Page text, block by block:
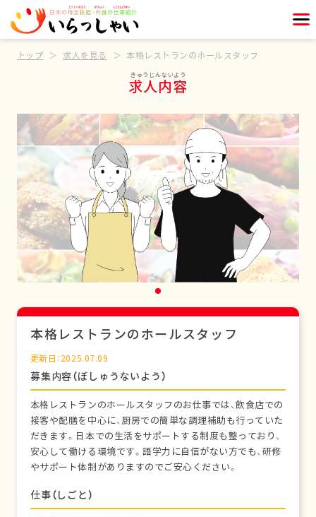
トップ 求人を見る 本格レストランのホールスタッフ
求人内容
本格レストランのホールスタッフ
更新日：2025.07.09
募集内容（ぼしゅうないよう）
本格レストランのホールスタッフのお仕事では、飲食店での
接客や配膳を中心に、厨房での簡単な調理補助も行っていた
だきます。日本での生活をサポートする制度も整っており、
安心して働ける環境です。語学力に自信がない方でも、研修
やサポート体制がありますのでご安心ください。
仕事（しごと）